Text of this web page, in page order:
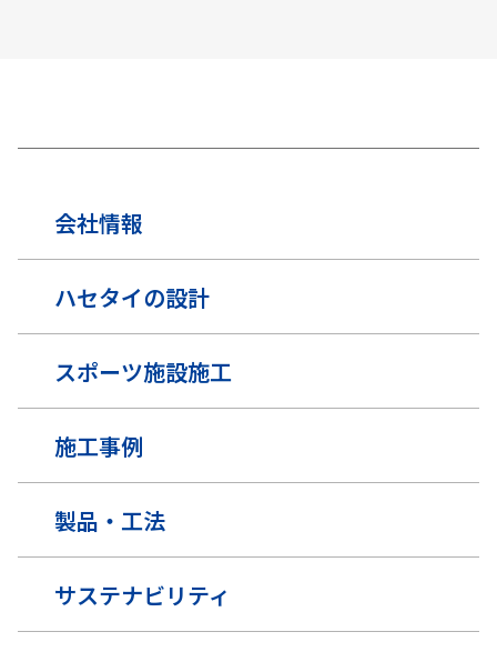
会社情報
ハセタイの設計
スポーツ施設施工
施工事例
製品・工法
サステナビリティ